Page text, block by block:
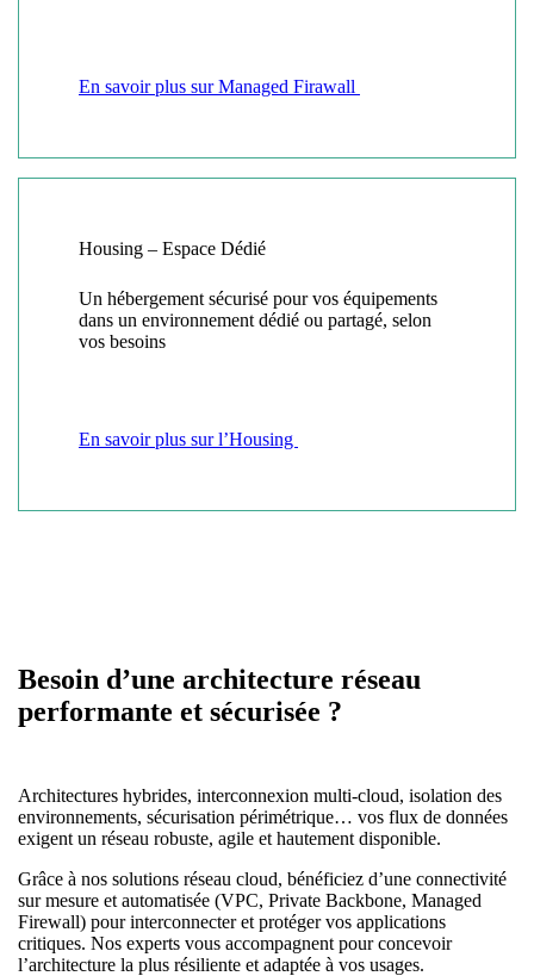
En savoir plus sur Managed Firawall
Housing – Espace Dédié
Un hébergement sécurisé pour vos équipements
dans un environnement dédié ou partagé, selon
vos besoins
En savoir plus sur l’Housing
Besoin d’une architecture réseau
performante et sécurisée ?
Architectures hybrides, interconnexion multi-cloud, isolation des
environnements, sécurisation périmétrique… vos flux de données
exigent un réseau robuste, agile et hautement disponible.
Grâce à nos solutions réseau cloud, bénéficiez d’une connectivité
sur mesure et automatisée (VPC, Private Backbone, Managed
Firewall) pour interconnecter et protéger vos applications
critiques. Nos experts vous accompagnent pour concevoir
l’architecture la plus résiliente et adaptée à vos usages.